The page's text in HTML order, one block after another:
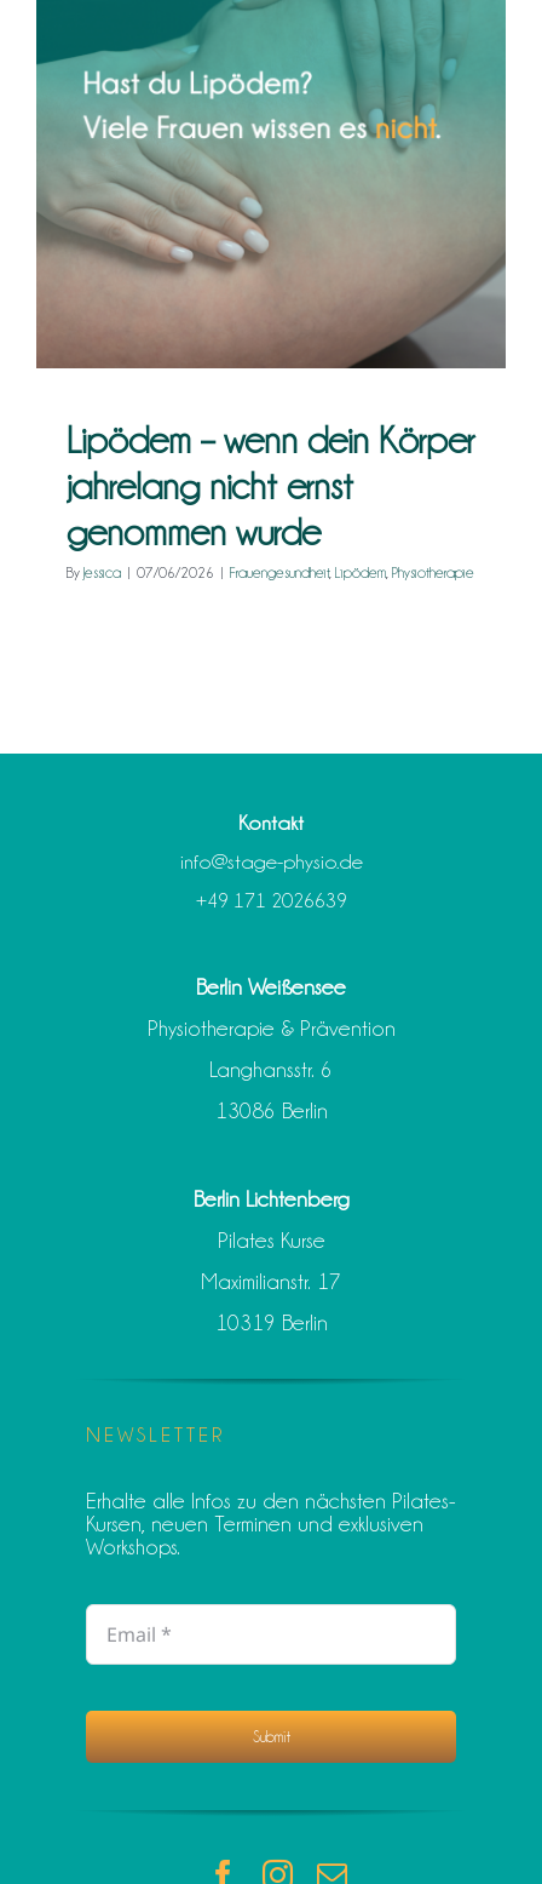
Lipödem – wenn dein Körper
jahrelang nicht ernst genommen
wurde
Frauengesundheit Lipödem Physiotherapie
Lipödem – wenn dein Körper
jahrelang nicht ernst
genommen wurde
By Jessica | 07/06/2026 | Frauengesundheit, Lipödem Physiotherapie
Kontakt
info@stage-physio.de
+49 171 2026639
Berlin Weißensee
Physiotherapie & Prävention
Langhansstr. 6
13086 Berlin
Berlin Lichtenberg
Pilates Kurse
Maximilianstr. 17
10319 Berlin
NEWSLETTER
Erhalte alle Infos zu den nächsten Pilates-
Kursen, neuen Terminen und exklusiven
Workshops.
Submit